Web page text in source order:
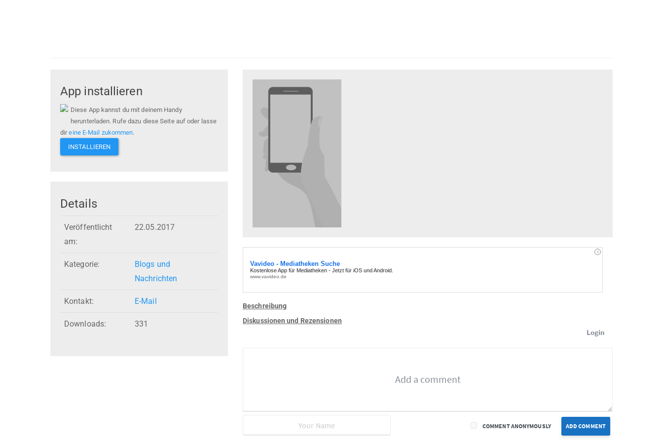
App installieren
Diese App kannst du mit deinem Handy
herunterladen. Rufe dazu diese Seite auf oder lasse
direine E-Mail zukommen.
INSTALLIEREN
Details
Veröffentlicht
am:
22.05.2017
Kategorie:
Blogs und
Nachrichten
Kontakt: E-Mail
Downloads: 331
Beschreibung
Diskussionen und Rezensionen
Login
ADD COMMENT
COMMENT ANONYMOUSLY